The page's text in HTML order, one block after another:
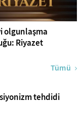
olgunlaşma
Riyazet
Tümü
siyonizm tehdidi